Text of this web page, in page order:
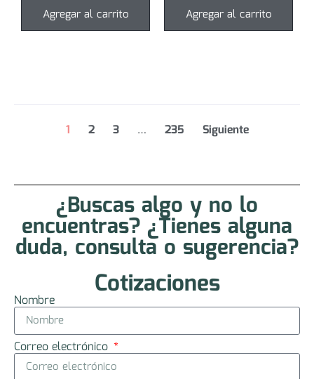
Agregar al carrito Agregar al carrito
1 2 3 … 235 Siguiente
¿Buscas algo y no lo
encuentras? ¿Tienes alguna
duda, consulta o sugerencia?
Cotizaciones
Nombre
Correo electrónico